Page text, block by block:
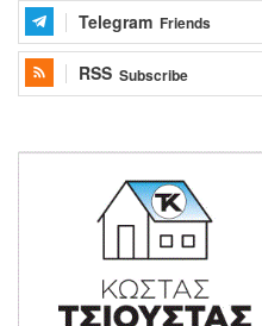
Telegram Friends
RSS Subscribe